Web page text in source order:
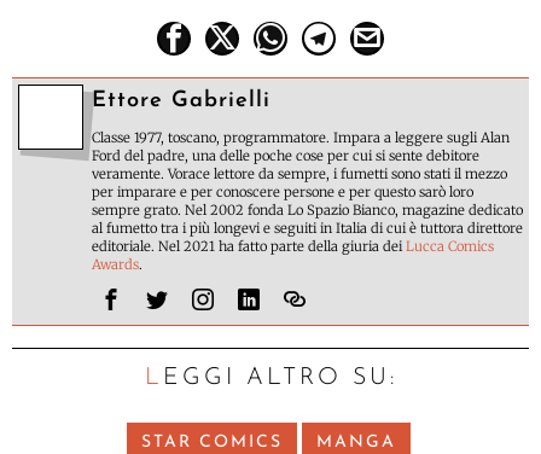
Ettore Gabrielli
Classe 1977, toscano, programmatore. Impara a leggere sugli Alan
Ford del padre, una delle poche cose per cui si sente debitore
veramente. Vorace lettore da sempre, i fumetti sono stati il mezzo
per imparare e per conoscere persone e per questo sarò loro
sempre grato. Nel 2002 fonda Lo Spazio Bianco, magazine dedicato
al fumetto tra i più longevi e seguiti in Italia di cui è tuttora direttore
editoriale. Nel 2021 ha fatto parte della giuria deiLucca Comics
Awards.
LEGGI ALTRO SU:
STAR COMICS MANGA